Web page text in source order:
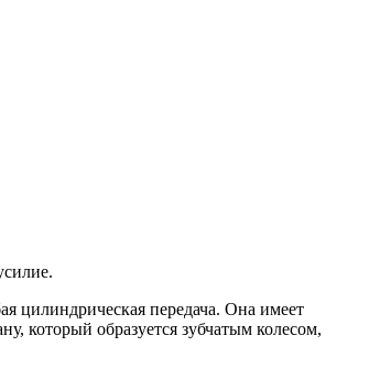
цилиндрическая передача. Она имеет
который образуется зубчатым колесом,